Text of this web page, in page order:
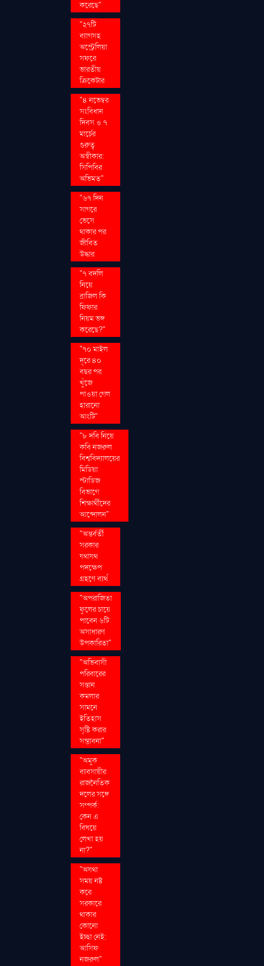
করেছে"
"২৭টি
ব্যাগসহ
অস্ট্রেলিয়া
সফরে
ভারতীয়
ক্রিকেটার
"৪ নভেম্বর
সংবিধান
দিবস ও ৭
মার্চের
গুরুত্ব
অস্বীকার:
সিপিবির
অভিমত"
"৬৭ দিন
সাগরে
ভেসে
থাকার পর
জীবিত
উদ্ধার
"৭ বদলি
নিয়ে
ব্রাজিল কি
ফিফার
নিয়ম ভঙ্গ
করেছে?"
"৭০ মাইল
দূরে ৪০
বছর পর
খুঁজে
পাওয়া গেল
হারানো
আংটি"
"৮ দবি নিয়ে
কবি নজরুল
বিশ্ববিদ্যালয়ের
মিডিয়া
স্টাডিজ
বিভাগে
শিক্ষার্থীদের
আন্দোলন"
"অন্তর্বর্তী
সরকার
যথাযথ
পদক্ষেপ
গ্রহণে ব্যর্থ
"অপরাজিতা
ফুলের চায়ে
পাবেন ৬টি
অসাধারণ
উপকারিতা"
"অভিবাসী
পরিবারের
সন্তান
কমলার
সামনে
ইতিহাস
সৃষ্টি করার
সম্ভাবনা"
"অমুক
ব্যবসায়ীর
রাজনৈতিক
দলের সঙ্গে
সম্পর্ক:
কেন এ
বিষয়ে
লেখা হয়
না?"
"অযথা
সময় নষ্ট
করে
সরকারে
থাকার
কোনো
ইচ্ছা নেই:
আসিফ
নজরুল"